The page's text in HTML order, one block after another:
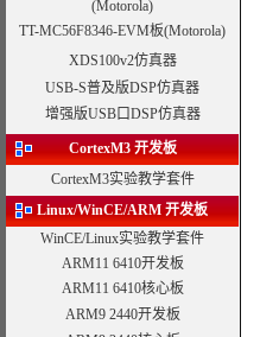
(Motorola)
TT-MC56F8346-EVM板(Motorola)
XDS100v2仿真器
USB-S普及版DSP仿真器
增强版USB口DSP仿真器
CortexM3 开发板
CortexM3实验教学套件
Linux/WinCE/ARM 开发板
WinCE/Linux实验教学套件
ARM11 6410开发板
ARM11 6410核心板
ARM9 2440开发板